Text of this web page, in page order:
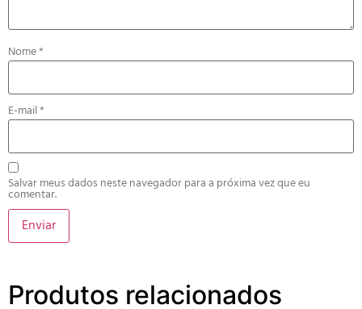
Nome*
E-mail*
Salvar meus dados neste navegador para a próxima vez que eu
comentar.
Produtos relacionados